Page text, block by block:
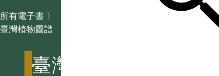
所有電子書 〉
臺灣植物圖譜
臺灣植物圖譜